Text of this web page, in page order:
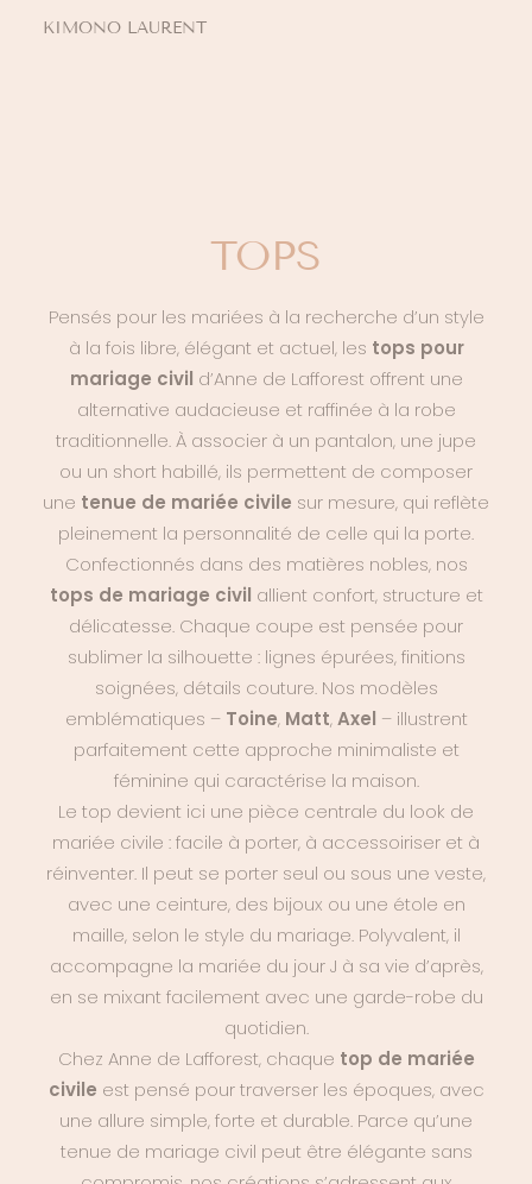
KIMONO LAURENT
TOPS
Pensés pour les mariées à la recherche d’un style
à la fois libre, élégant et actuel, les tops pour
mariage civil d’Anne de Lafforest offrent une
alternative audacieuse et raffinée à la robe
traditionnelle. À associer à un pantalon, une jupe
ou un short habillé, ils permettent de composer
une tenue de mariée civile sur mesure, qui reflète
pleinement la personnalité de celle qui la porte.
Confectionnés dans des matières nobles, nos
tops de mariage civil allient confort, structure et
délicatesse. Chaque coupe est pensée pour
sublimer la silhouette : lignes épurées, finitions
soignées, détails couture. Nos modèles
emblématiques – Toine, Matt,Axel – illustrent
parfaitement cette approche minimaliste et
féminine qui caractérise la maison.
Le top devient ici une pièce centrale du look de
mariée civile : facile à porter, à accessoiriser et à
réinventer. Il peut se porter seul ou sous une veste,
avec une ceinture, des bijoux ou une étole en
maille, selon le style du mariage. Polyvalent, il
accompagne la mariée du jour J à sa vie d’après,
en se mixant facilement avec une garde-robe du
quotidien.
Chez Anne de Lafforest, chaque top de mariée
civile est pensé pour traverser les époques, avec
une allure simple, forte et durable. Parce qu’une
tenue de mariage civil peut être élégante sans